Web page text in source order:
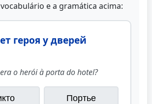
e a gramática acima:
героя у дверей
o herói à porta do hotel?
Портье